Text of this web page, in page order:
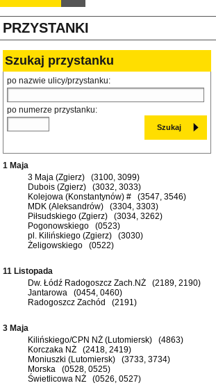
PRZYSTANKI
Szukaj przystanku
po nazwie ulicy/przystanku:
po numerze przystanku:
1 Maja
3 Maja (Zgierz) (3100, 3099)
Dubois (Zgierz) (3032, 3033)
Kolejowa (Konstantynów) # (3547, 3546)
MDK (Aleksandrów) (3304, 3303)
Piłsudskiego (Zgierz) (3034, 3262)
Pogonowskiego (0523)
pl. Kilińskiego (Zgierz) (3030)
Żeligowskiego (0522)
11 Listopada
Dw. Łódź Radogoszcz Zach.NŻ (2189, 2190)
Jantarowa (0454, 0460)
Radogoszcz Zachód (2191)
3 Maja
Kilińskiego/CPN NŻ (Lutomiersk) (4863)
Korczaka NŻ (2418, 2419)
Moniuszki (Lutomiersk) (3733, 3734)
Morska (0528, 0525)
Świetlicowa NŻ (0526, 0527)